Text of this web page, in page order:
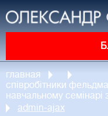
главная
співробітники
навчальному семінарі
admin-ajax